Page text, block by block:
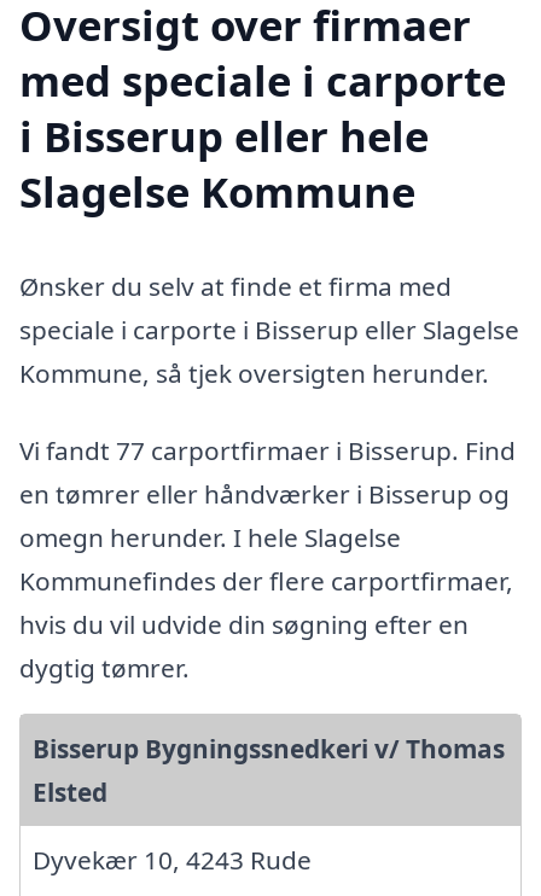
Oversigt over firmaer
med speciale i carporte
i Bisserup eller hele
Slagelse Kommune
Ønsker du selv at finde et firma med
speciale i carporte i Bisserup eller Slagelse
Kommune, så tjek oversigten herunder.
Vi fandt 77 carportfirmaer i Bisserup. Find
en tømrer eller håndværker i Bisserup og
omegn herunder. I hele Slagelse
Kommunefindes der flere carportfirmaer,
hvis du vil udvide din søgning efter en
dygtig tømrer.
Bisserup Bygningssnedkeri v/ Thomas
Elsted
Dyvekær 10, 4243 Rude